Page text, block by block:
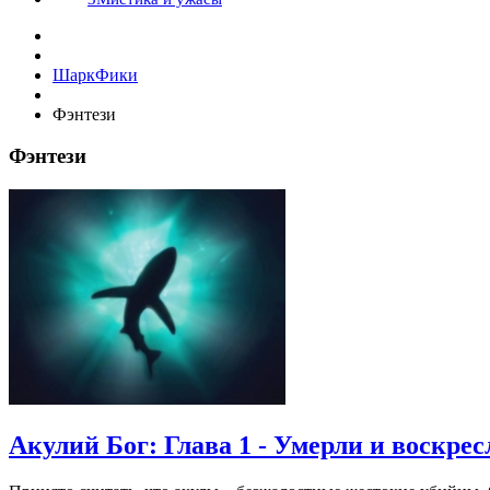
ШаркФики
Фэнтези
Фэнтези
Акулий Бог: Глава 1 - Умерли и